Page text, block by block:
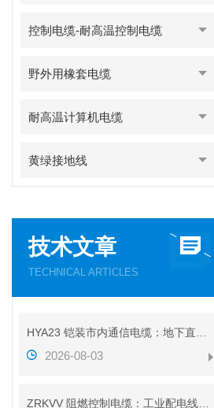
控制电缆-耐高温控制电缆
野外用橡套电缆
耐高温计算机电缆
黄绿接地线
技术文章
TECHNICAL ARTICLES
2026-08-03